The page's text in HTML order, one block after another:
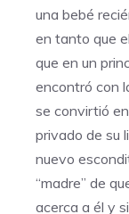
una bebé
en tanto que
que en un
encontró con
se convirtió
privado de su
nuevo
“madre” de
acerca a él y